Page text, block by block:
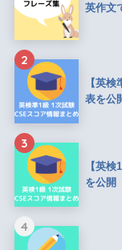
英作文
2
【英
表を公
3
【英
を公開
4